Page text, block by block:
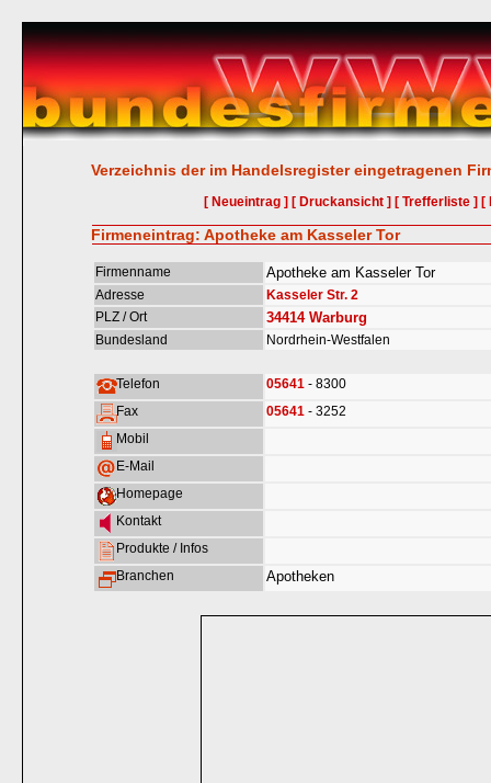
Verzeichnis der im Handelsregister eingetragenen
[ Neueintrag ] [ Druckansicht ] [ Trefferliste ] [
Firmeneintrag: Apotheke am Kasseler Tor
Firmenname Apotheke am Kasseler Tor
Adresse
Kasseler Str. 2
PLZ / Ort
34414 Warburg
Bundesland Nordrhein-Westfalen
Telefon 05641 - 8300
Fax
05641 - 3252
Mobil
E-Mail
Homepage
Kontakt
Produkte / Infos
Branchen
Apotheken